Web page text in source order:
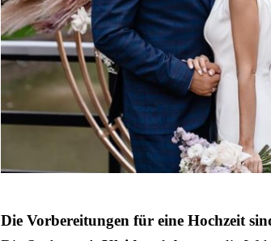
Die Vorbereitungen für eine Hochzeit